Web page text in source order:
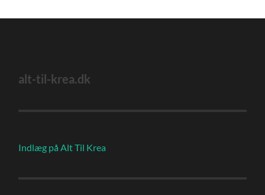
alt-til-krea.dk
Indlæg på Alt Til Krea